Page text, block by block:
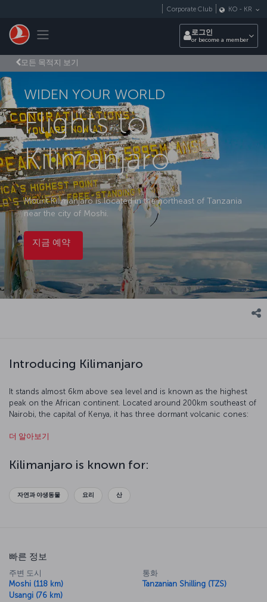
Toggle navigation
Corporate Club KO - KR
로그인
or become a member
모든 목적지 보기
WIDEN YOUR WORLD
Flights to
Kilimanjaro
Mount Kilimanjaro is located in the northeast of Tanzania
near the city of Moshi.
지금 예약
Introducing Kilimanjaro
It stands almost 6km above sea level and is known as the highest
peak on the African continent. Located around 200km southeast of
Nairobi, the capital of Kenya, it has three dormant volcanic cones:
tribes, and proximity to fascinating beaches is a true one-of-a-kind
Kilimanjaro together.
더 알아보기
Kilimanjaro is known for:
자연과 야생동물 요리 산
빠른 정보
주변 도시
Moshi (118 km)
Usangi (76 km)
통화
Tanzanian Shilling (TZS)